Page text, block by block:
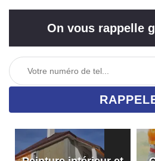
On vous rappelle